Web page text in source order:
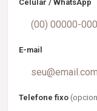
Celular / WhatsApp
E-mail
Telefone fixo